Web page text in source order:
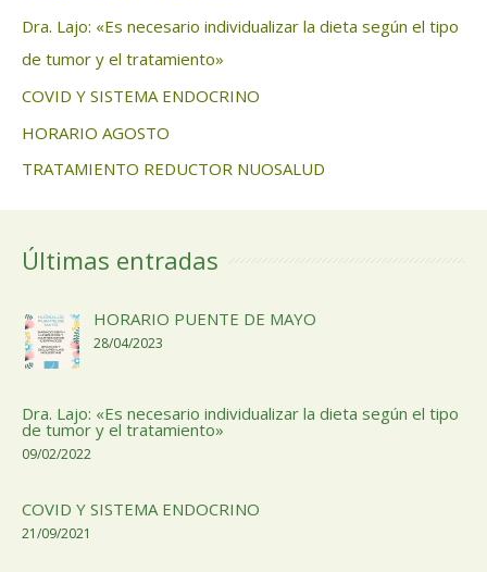
Dra. Lajo: «Es necesario individualizar la dieta según el tipo
de tumor y el tratamiento»
COVID Y SISTEMA ENDOCRINO
HORARIO AGOSTO
TRATAMIENTO REDUCTOR NUOSALUD
Últimas entradas
HORARIO PUENTE DE MAYO
28/04/2023
Dra. Lajo: «Es necesario individualizar la dieta según el tipo
de tumor y el tratamiento»
09/02/2022
COVID Y SISTEMA ENDOCRINO
21/09/2021